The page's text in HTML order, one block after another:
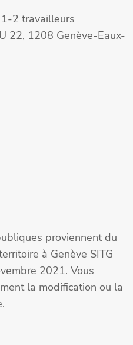
1-2 travailleurs
22, 1208 Genève-Eaux-
proviennent du
à Genève SITG
2021. Vous
la modification ou la